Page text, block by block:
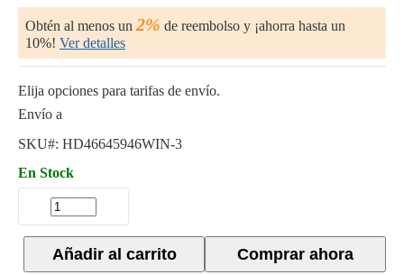
Obtén al menos un 2% de reembolso y ¡ahorra hasta un
10%! Ver detalles
Elija opciones para tarifas de envío.
Envío a
SKU#: HD46645946WIN-3
En Stock
Comprar ahora
Añadir al carrito